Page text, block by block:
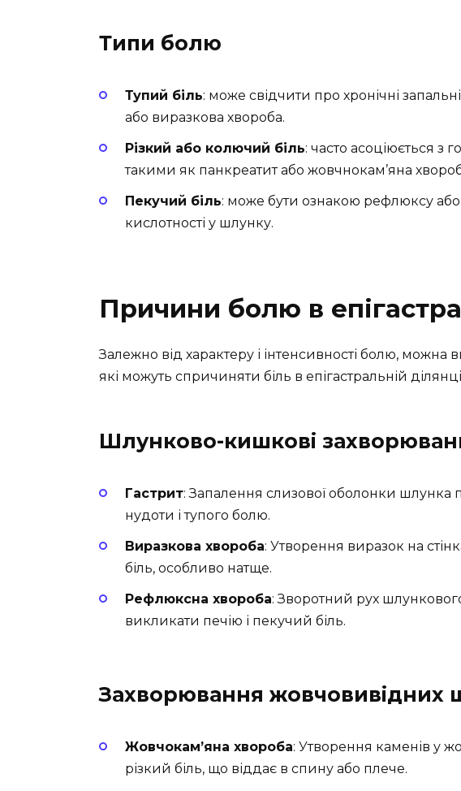
Типи болю
Тупий біль: може свідчити про хронічні
або виразкова хвороба.
Різкий або колючий біль: часто асоціюється з
такими як панкреатит або жовчнокам’яна
Пекучий біль: може бути ознакою рефлюксу
кислотності у шлунку.
Причини болю в
Залежно від характеру і інтенсивності болю, можна
які можуть спричиняти біль в епігастральній
Шлунково-кишкові
Гастрит: Запалення слизової оболонки шлунка
нудоти і тупого болю.
Виразкова хвороба: Утворення виразок на
біль, особливо натще.
Рефлюксна хвороба: Зворотний рух
викликати печію і пекучий біль.
Захворювання жовчовивідних
Жовчокам’яна хвороба: Утворення каменів у
різкий біль, що віддає в спину або плече.